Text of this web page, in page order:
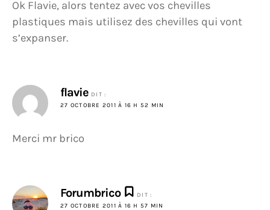
Ok Flavie, alors tentez avec vos chevilles
plastiques mais utilisez des chevilles qui vont
s’expanser.
flavie DIT :
27 OCTOBRE 2011 À 16 H 52 MIN
Merci mr brico
Forumbrico
DIT :
27 OCTOBRE 2011 À 16 H 57 MIN